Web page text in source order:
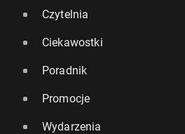
Czytelnia
Ciekawostki
Poradnik
Promocje
Wydarzenia